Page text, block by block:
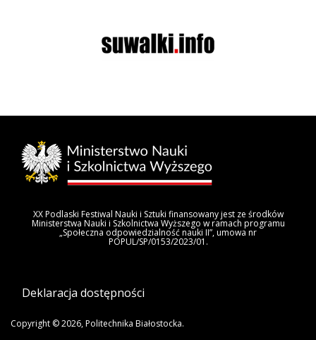
XX Podlaski Festiwal Nauki i Sztuki finansowany jest ze środków
Ministerstwa Nauki i Szkolnictwa Wyższego w ramach programu
„Społeczna odpowiedzialność nauki II”, umowa nr
POPUL/SP/0153/2023/01.
Deklaracja dostępności
Copyright © 2026, Politechnika Białostocka.